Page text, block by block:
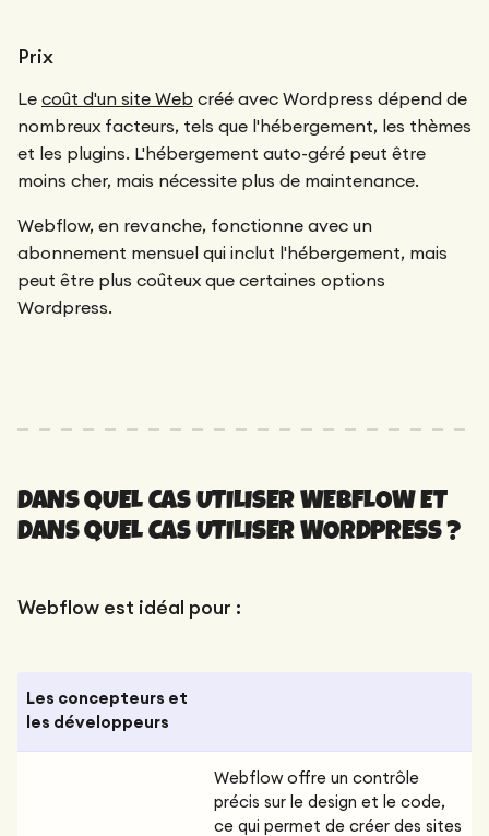
Prix
Le coût d'un site Web créé avec Wordpress dépend de
nombreux facteurs, tels que l'hébergement, les thèmes
et les plugins. L'hébergement auto-géré peut être
moins cher, mais nécessite plus de maintenance.
Webflow, en revanche, fonctionne avec un
abonnement mensuel qui inclut l'hébergement, mais
peut être plus coûteux que certaines options
Wordpress.‍
DANS QUEL CAS UTILISER WEBFLOW ET
DANS QUEL CAS UTILISER WORDPRESS ?
Webflow est idéal pour :
Les concepteurs et
les développeurs
Webflow offre un contrôle
précis sur le design et le code,
ce qui permet de créer des sites